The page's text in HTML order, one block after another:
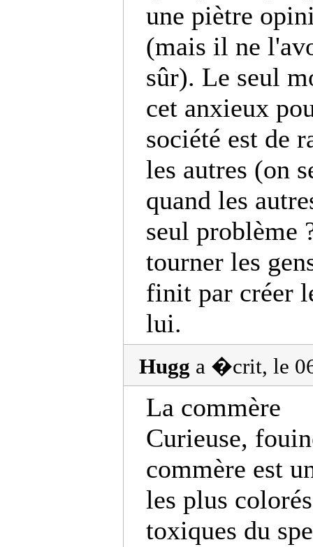
une piètre
(mais il ne
sûr). Le seul
cet anxieux
société est de
les autres (on
quand les
seul problème
tourner les
finit par créer
lui.
Hugg a �crit, le
La commère
Curieuse,
commère est
les plus
toxiques du